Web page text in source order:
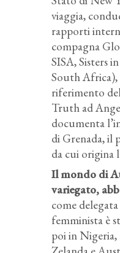
viaggia,
rapporti
compagna
SISA, Sisters
South Africa),
riferimento
Truth ad
documenta
di Grenada, il
da cui origina
Il mondo di
variegato,
come
femminista è
poi in